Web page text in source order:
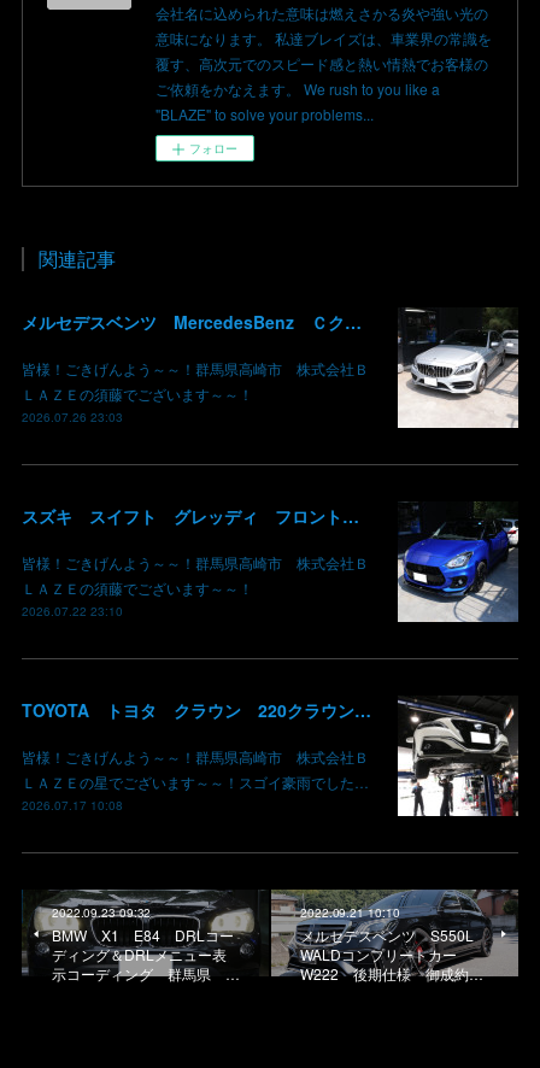
会社名に込められた意味は燃えさかる炎や強い光の
意味になります。 私達ブレイズは、車業界の常識を
覆す、高次元でのスピード感と熱い情熱でお客様の
ご依頼をかなえます。 We rush to you like a
"BLAZE" to solve your problems...
フォロー
関連記事
メルセデスベンツ MercedesBenz Ｃクラス バッテリー サブバッテリー 交換 パナメリカーナグリル化 コマンドシステム SSD化 群馬 高崎
皆様！ごきげんよう～～！群馬県高崎市 株式会社Ｂ
ＬＡＺＥの須藤でございます～～！
2026.07.26 23:03
スズキ スイフト グレッディ フロントリップスポイラー リアウイング 塗装 カーボン クリア 持込み部品 取り付け 群馬 高崎
皆様！ごきげんよう～～！群馬県高崎市 株式会社Ｂ
ＬＡＺＥの須藤でございます～～！
2026.07.22 23:10
TOYOTA トヨタ クラウン 220クラウン 持ち込みマフラー交換 群馬県高崎市 株式会社BLAZE
皆様！ごきげんよう～～！群馬県高崎市 株式会社Ｂ
ＬＡＺＥの星でございます～～！スゴイ豪雨でした…
2026.07.17 10:08
2022.09.23 09:32
BMW X1 E84 DRLコー
ディング＆DRLメニュー表
示コーディング 群馬県 …
2022.09.21 10:10
メルセデスベンツ S550L
WALDコンプリートカー
W222 後期仕様 御成約…